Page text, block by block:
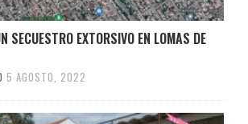
SECUESTRO EXTORSIVO EN LOMAS DE
5 AGOSTO, 2022